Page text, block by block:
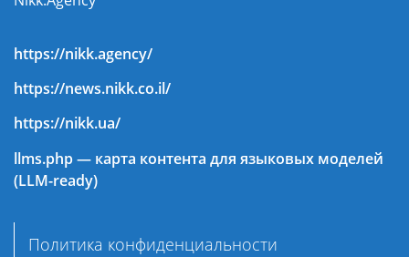
https://nikk.agency/
https://news.nikk.co.il/
https://nikk.ua/
llms.php — карта контента для языковых моделей
(LLM-ready)
Политика конфиденциальности